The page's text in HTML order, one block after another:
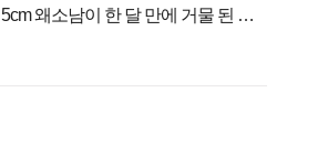
5cm 왜소남이 한 달 만에 거물 된 사